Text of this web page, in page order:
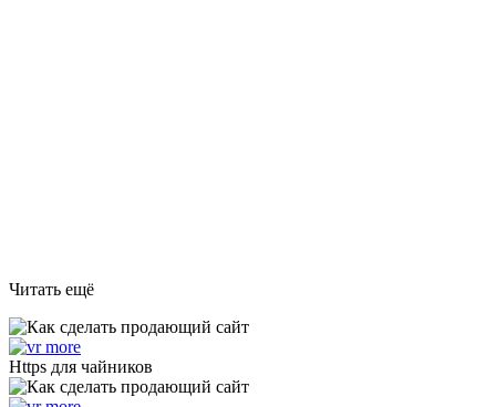
Читать ещё
Https для чайников